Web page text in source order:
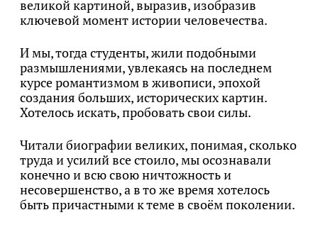
великой картиной, выразив, изобразив
ключевой момент истории человечества.
И мы, тогда студенты, жили подобными
размышлениями, увлекаясь на последнем
курсе романтизмом в живописи, эпохой
создания больших, исторических картин.
Хотелось искать, пробовать свои силы.
Читали биографии великих, понимая, сколько
труда и усилий все стоило, мы осознавали
конечно и всю свою ничтожность и
несовершенство, а в то же время хотелось
быть причастными к теме в своём поколении.